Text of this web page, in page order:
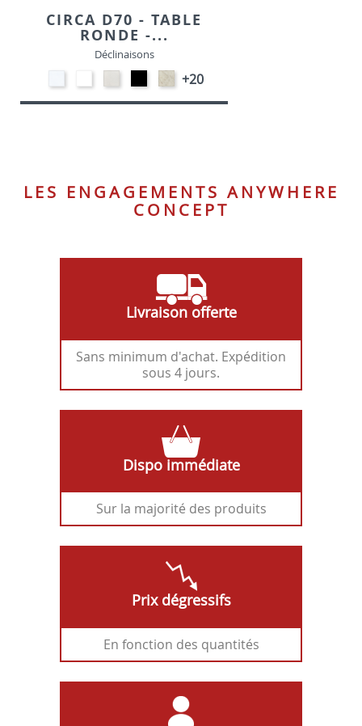
CIRCA D70 - TABLE
RONDE -...
Déclinaisons
HP90
-
BLANC
STRATIFIE
HP93
-
EP01
-
NOIR
STRATIFIE
HP98
-
+20
LES ENGAGEMENTS ANYWHERE
CONCEPT
Livraison offerte
Sans minimum d'achat. Expédition
sous 4 jours.
Dispo immédiate
Sur la majorité des produits
Prix dégressifs
En fonction des quantités